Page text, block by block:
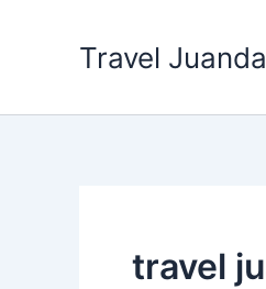
Travel
travel